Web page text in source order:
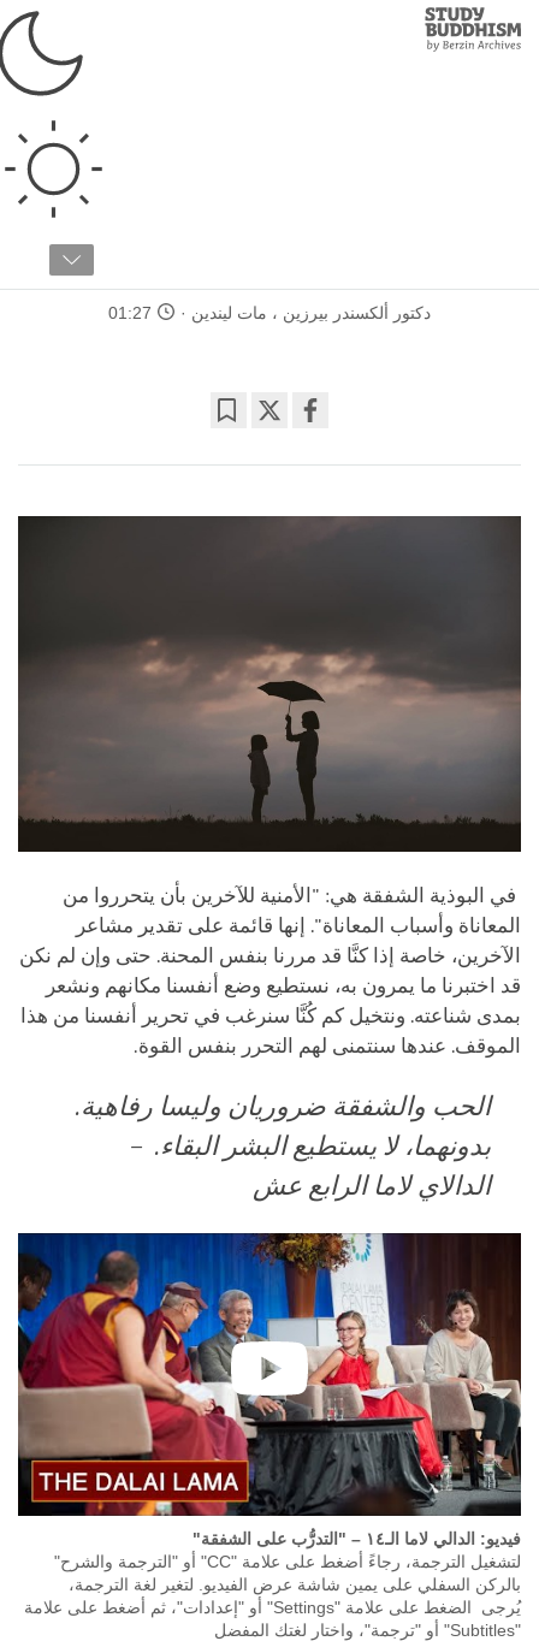
Study
Buddhism
دكتور ألكسندر بيرزين ، مات ليندين 01:27
on
في البوذية الشفقة هي: "الأمنية للآخرين بأن يتحرروا من
المعاناة وأسباب المعاناة". إنها قائمة على تقدير مشاعر
الآخرين، خاصة إذا كنَّا قد مررنا بنفس المحنة. حتى وإن لم نكن
قد اختبرنا ما يمرون به، نستطيع وضع أنفسنا مكانهم ونشعر
بمدى شناعته. ونتخيل كم كُنَّا سنرغب في تحرير أنفسنا من هذا
الموقف. عندها سنتمنى لهم التحرر بنفس القوة.
الحب والشفقة ضروريان وليسا رفاهية.
بدونهما، ﻻ يستطيع البشر البقاء. –
الداﻻي ﻻما الرابع عش
فيديو: الدالي لاما الـ١٤
– "التدرُّب على الشفقة"
لتشغيل الترجمة، رجاءً أضغط على علامة "CC" أو "الترجمة والشرح"
بالركن السفلي على يمين شاشة عرض الفيديو. لتغير لغة الترجمة،
يُرجى الضغط على علامة "Settings" أو "إعدادات"، ثم أضغط على علامة
"Subtitles" أو "ترجمة"، واختار لغتك المفضل